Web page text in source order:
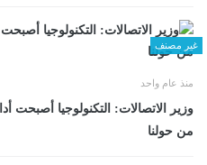
غير مصنف
منذ عام واحد
وزير الاتصالات: التكنولوجيا أصبحت
من حولنا